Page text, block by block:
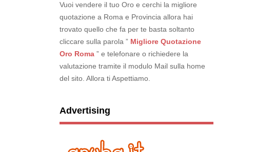
Vuoi vendere il tuo Oro e cerchi la migliore
quotazione a Roma e Provincia allora hai
trovato quello che fa per te basta soltanto
cliccare sulla parola ” Migliore Quotazione
Oro Roma ” e telefonare o richiedere la
valutazione tramite il modulo Mail sulla home
del sito. Allora ti Aspettiamo.
Advertising